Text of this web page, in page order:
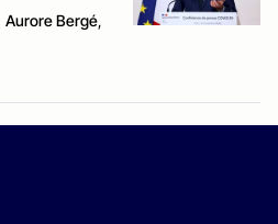
Aurore Bergé,